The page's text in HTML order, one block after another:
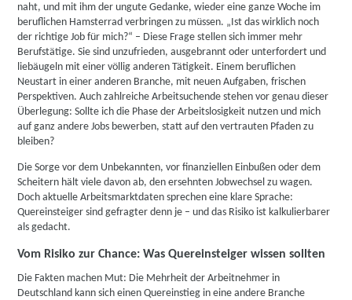
naht, und mit ihm der ungute Gedanke, wieder eine ganze Woche im
beruflichen Hamsterrad verbringen zu müssen. „Ist das wirklich noch
der richtige Job für mich?“ – Diese Frage stellen sich immer mehr
Berufstätige. Sie sind unzufrieden, ausgebrannt oder unterfordert und
liebäugeln mit einer völlig anderen Tätigkeit. Einem beruflichen
Neustart in einer anderen Branche, mit neuen Aufgaben, frischen
Perspektiven. Auch zahlreiche Arbeitsuchende stehen vor genau dieser
Überlegung: Sollte ich die Phase der Arbeitslosigkeit nutzen und mich
auf ganz andere Jobs bewerben, statt auf den vertrauten Pfaden zu
bleiben?
Die Sorge vor dem Unbekannten, vor finanziellen Einbußen oder dem
Scheitern hält viele davon ab, den ersehnten Jobwechsel zu wagen.
Doch aktuelle Arbeitsmarktdaten sprechen eine klare Sprache:
Quereinsteiger sind gefragter denn je – und das Risiko ist kalkulierbarer
als gedacht.
Vom Risiko zur Chance: Was Quereinsteiger wissen sollten
Die Fakten machen Mut: Die Mehrheit der Arbeitnehmer in
Deutschland kann sich einen Quereinstieg in eine andere Branche